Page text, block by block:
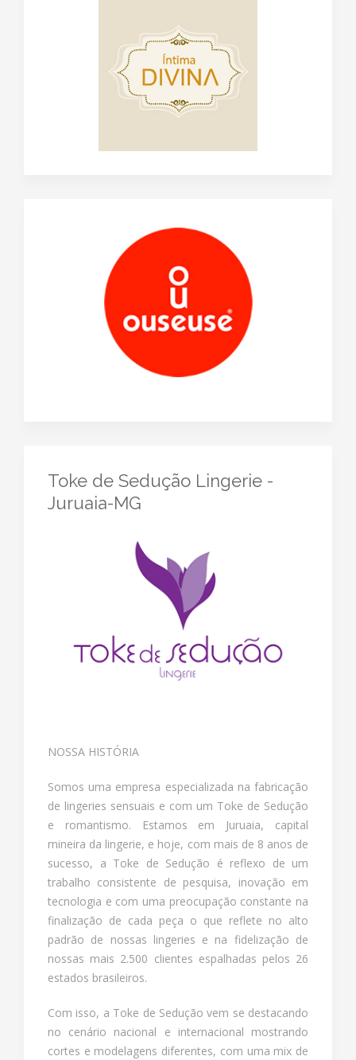
Toke de Sedução Lingerie -
Juruaia-MG
NOSSA HISTÓRIA
Somos uma empresa especializada na fabricação
de lingeries sensuais e com um Toke de Sedução
e romantismo. Estamos em Juruaia, capital
mineira da lingerie, e hoje, com mais de 8 anos de
sucesso, a Toke de Sedução é reflexo de um
trabalho consistente de pesquisa, inovação em
tecnologia e com uma preocupação constante na
finalização de cada peça o que reflete no alto
padrão de nossas lingeries e na fidelização de
nossas mais 2.500 clientes espalhadas pelos 26
estados brasileiros.
Com isso, a Toke de Sedução vem se destacando
no cenário nacional e internacional mostrando
cortes e modelagens diferentes, com uma mix de